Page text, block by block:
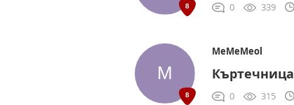
0 339
MeMeMeol
Къртечница
0 315